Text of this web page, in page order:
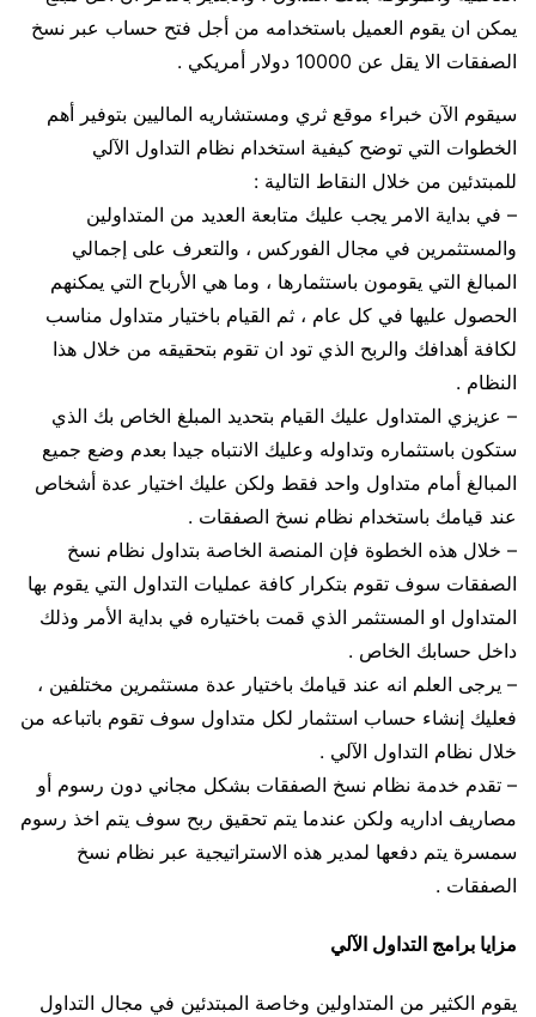
يمكن ان يقوم العميل باستخدامه من أجل فتح حساب عبر نسخ
الصفقات الا يقل عن 10000 دولار أمريكي .
سيقوم الآن خبراء موقع ثري ومستشاريه الماليين بتوفير أهم
الخطوات التي توضح كيفية استخدام نظام التداول الآلي
للمبتدئين من خلال النقاط التالية :
– في بداية الامر يجب عليك متابعة العديد من المتداولين
والمستثمرين في مجال الفوركس ، والتعرف على إجمالي
المبالغ التي يقومون باستثمارها ، وما هي الأرباح التي يمكنهم
الحصول عليها في كل عام ، ثم القيام باختيار متداول مناسب
لكافة أهدافك والربح الذي تود ان تقوم بتحقيقه من خلال هذا
النظام .
– عزيزي المتداول عليك القيام بتحديد المبلغ الخاص بك الذي
ستكون باستثماره وتداوله وعليك الانتباه جيدا بعدم وضع جميع
المبالغ أمام متداول واحد فقط ولكن عليك اختيار عدة أشخاص
عند قيامك باستخدام نظام نسخ الصفقات .
– خلال هذه الخطوة فإن المنصة الخاصة بتداول نظام نسخ
الصفقات سوف تقوم بتكرار كافة عمليات التداول التي يقوم بها
المتداول او المستثمر الذي قمت باختياره في بداية الأمر وذلك
داخل حسابك الخاص .
– يرجى العلم انه عند قيامك باختيار عدة مستثمرين مختلفين ،
فعليك إنشاء حساب استثمار لكل متداول سوف تقوم باتباعه من
خلال نظام التداول الآلي .
– تقدم خدمة نظام نسخ الصفقات بشكل مجاني دون رسوم أو
مصاريف اداريه ولكن عندما يتم تحقيق ربح سوف يتم اخذ رسوم
سمسرة يتم دفعها لمدير هذه الاستراتيجية عبر نظام نسخ
الصفقات .
مزايا برامج التداول الآلي
يقوم الكثير من المتداولين وخاصة المبتدئين في مجال التداول